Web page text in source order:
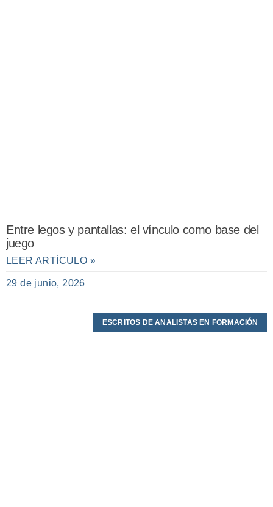
Entre legos y pantallas: el vínculo como base del
juego
LEER ARTÍCULO »
29 de junio, 2026
ESCRITOS DE ANALISTAS EN FORMACIÓN